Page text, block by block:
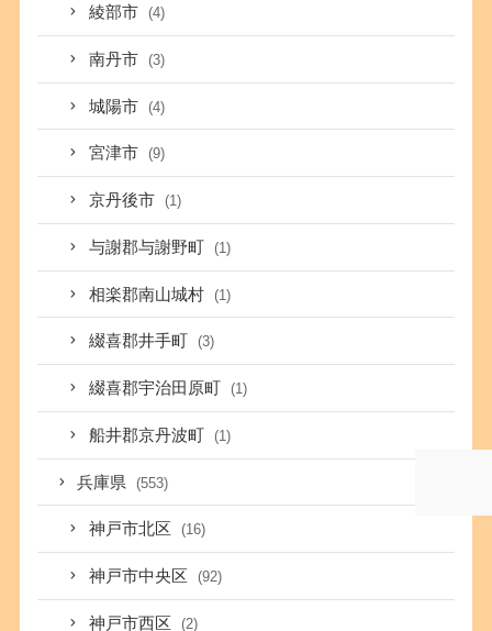
綾部市 (4)
南丹市 (3)
城陽市 (4)
宮津市 (9)
京丹後市 (1)
与謝郡与謝野町 (1)
相楽郡南山城村 (1)
綴喜郡井手町 (3)
綴喜郡宇治田原町 (1)
船井郡京丹波町 (1)
兵庫県 (553)
神戸市北区 (16)
神戸市中央区 (92)
神戸市西区 (2)